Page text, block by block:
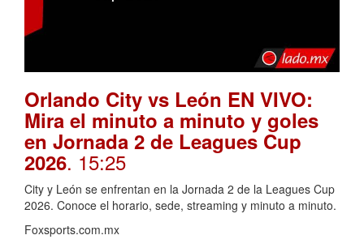
Orlando City vs León EN VIVO:
Mira el minuto a minuto y goles
en Jornada 2 de Leagues Cup
2026. 15:25
City y León se enfrentan en la Jornada 2 de la Leagues Cup
2026. Conoce el horario, sede, streaming y minuto a minuto.
Foxsports.com.mx